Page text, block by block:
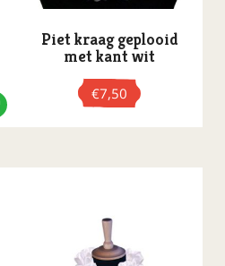
Piet kraag geplooid
met kant wit
€7,50